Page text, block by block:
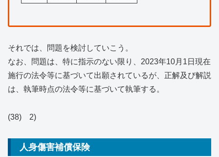
それでは、問題を検討していこう。
なお、問題は、特に指示のない限り、2023年10月1日現在
施行の法令等に基づいて出願されているが、正解及び解説
は、執筆時点の法令等に基づいて執筆する。
(38) 2)
人身傷害補償保険